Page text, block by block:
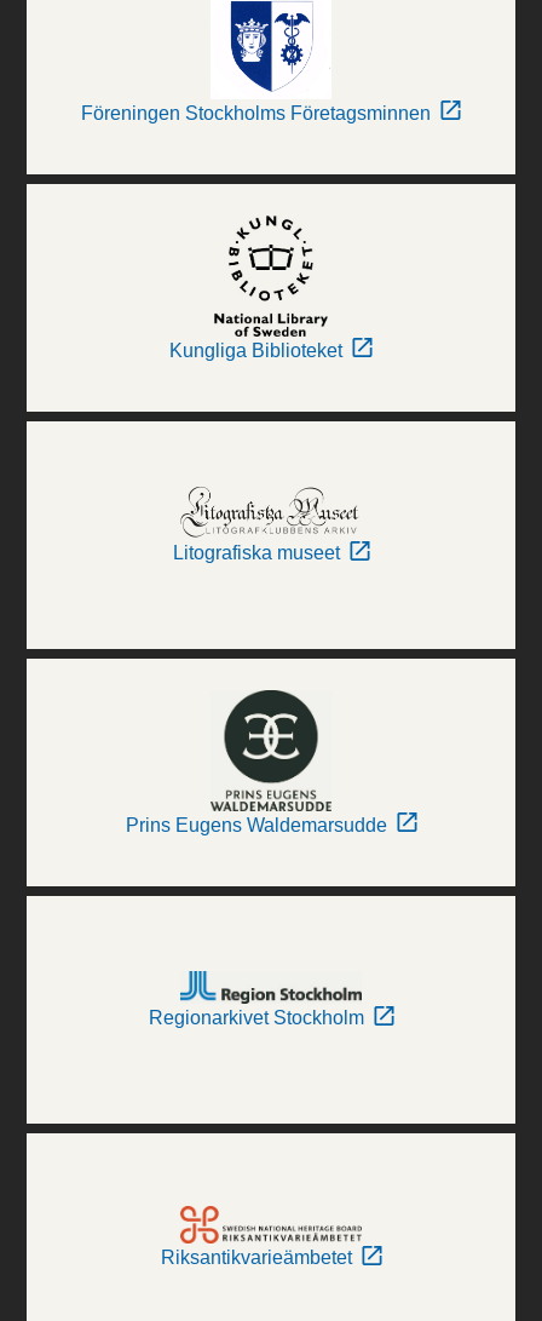
Föreningen Stockholms Företagsminnen
Kungliga Biblioteket
Litografiska museet
Prins Eugens Waldemarsudde
Regionarkivet Stockholm
Riksantikvarieämbetet